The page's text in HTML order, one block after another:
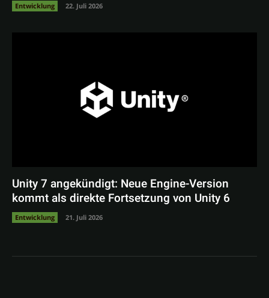
Entwicklung 22. Juli 2026
Unity 7 angekündigt: Neue Engine-Version
kommt als direkte Fortsetzung von Unity 6
Entwicklung 21. Juli 2026